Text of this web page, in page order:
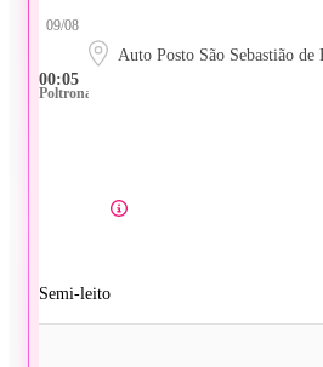
00:05
09/08
Auto Posto São Sebastião de
Poltrona
Semi-leito